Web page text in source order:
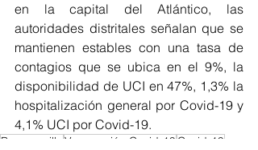
en la capital del Atlántico, las
autoridades distritales señalan que se
mantienen estables con una tasa de
contagios que se ubica en el 9%, la
disponibilidad de UCI en 47%, 1,3% la
hospitalización general por Covid-19 y
4,1% UCI por Covid-19.
Barranquilla Vacunación Covid-19 Covid-19